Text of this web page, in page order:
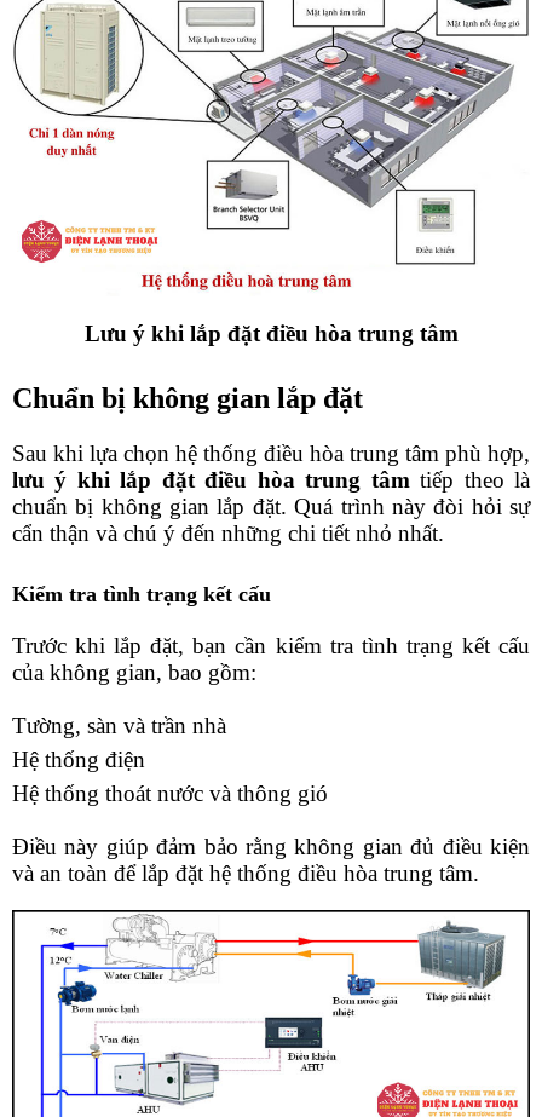
Lưu ý khi lắp đặt điều hòa trung tâm
Chuẩn bị không gian lắp đặt
lưu ý khi lắp đặt điều hòa trung tâm tiếp theo là
chuẩn bị không gian lắp đặt. Quá trình này đòi hỏi sự
cẩn thận và chú ý đến những chi tiết nhỏ nhất.
Kiểm tra tình trạng kết cấu
Trước khi lắp đặt, bạn cần kiểm tra tình trạng kết cấu
của không gian, bao gồm:
Tường, sàn và trần nhà
Hệ thống điện
Hệ thống thoát nước và thông gió
Điều này giúp đảm bảo rằng không gian đủ điều kiện
và an toàn để lắp đặt hệ thống điều hòa trung tâm.